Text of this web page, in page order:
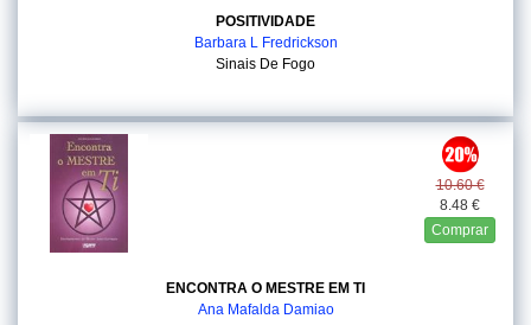
POSITIVIDADE
Barbara L Fredrickson
Sinais De Fogo
10.60 €
8.48 €
Comprar
ENCONTRA O MESTRE EM TI
Ana Mafalda Damiao